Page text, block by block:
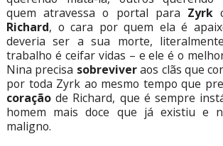
quem atravessa o portal para Zyrk
Richard, o cara por quem ela é
deveria ser a sua morte,
trabalho é ceifar vidas – e ele é o
Nina precisa sobreviveraos clãs que
por toda Zyrk ao mesmo tempo que
coraçãode Richard, que é sempre
homem mais doce que já existiu e
maligno.